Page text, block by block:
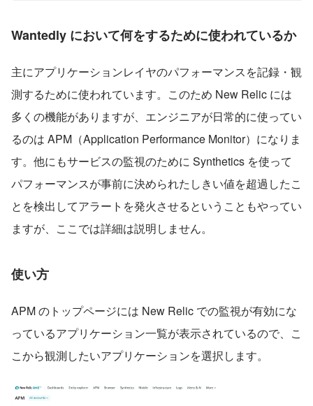
Wantedly において何をするために使われているか
主にアプリケーションレイヤのパフォーマンスを記録・観
測するために使われています。このため New Relic には
多くの機能がありますが、エンジニアが日常的に使ってい
るのは APM（Application Performance Monitor）になりま
す。他にもサービスの監視のために Synthetics を使って
パフォーマンスが事前に決められたしきい値を超過したこ
とを検出してアラートを発火させるということもやってい
ますが、ここでは詳細は説明しません。​​
使い方
APM のトップページには New Relic での監視が有効にな
っているアプリケーション一覧が表示されているので、こ
こから観測したいアプリケーションを選択します。